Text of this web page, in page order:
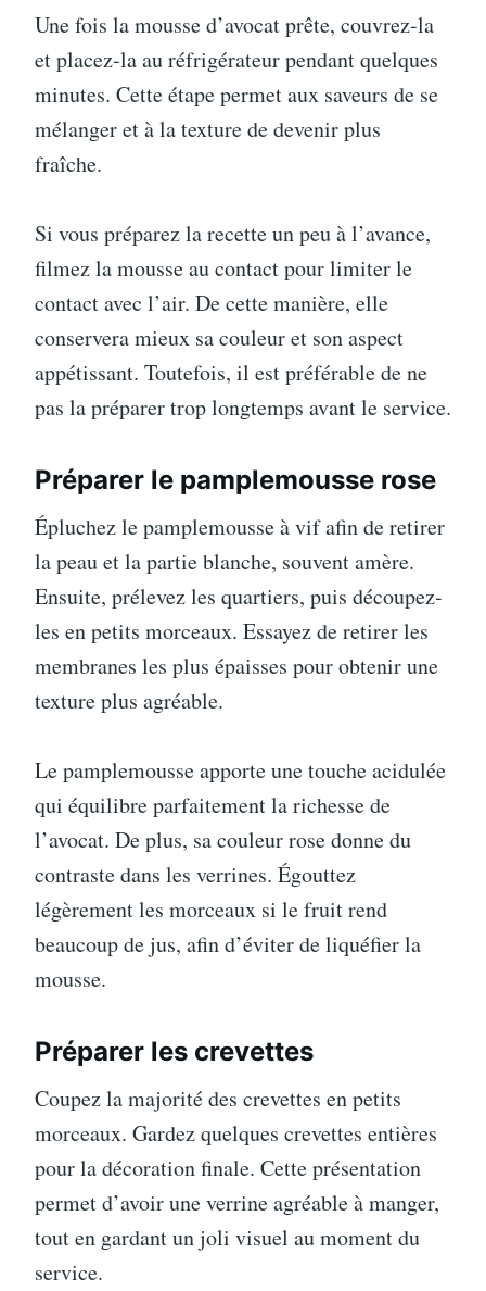
Une fois la mousse d’avocat prête, couvrez-la
et placez-la au réfrigérateur pendant quelques
minutes. Cette étape permet aux saveurs de se
mélanger et à la texture de devenir plus
fraîche.
Si vous préparez la recette un peu à l’avance,
filmez la mousse au contact pour limiter le
contact avec l’air. De cette manière, elle
conservera mieux sa couleur et son aspect
appétissant. Toutefois, il est préférable de ne
pas la préparer trop longtemps avant le service.
Préparer le pamplemousse rose
Épluchez le pamplemousse à vif afin de retirer
la peau et la partie blanche, souvent amère.
Ensuite, prélevez les quartiers, puis découpez-
les en petits morceaux. Essayez de retirer les
membranes les plus épaisses pour obtenir une
texture plus agréable.
Le pamplemousse apporte une touche acidulée
qui équilibre parfaitement la richesse de
l’avocat. De plus, sa couleur rose donne du
contraste dans les verrines. Égouttez
légèrement les morceaux si le fruit rend
beaucoup de jus, afin d’éviter de liquéfier la
mousse.
Préparer les crevettes
Coupez la majorité des crevettes en petits
morceaux. Gardez quelques crevettes entières
pour la décoration finale. Cette présentation
permet d’avoir une verrine agréable à manger,
tout en gardant un joli visuel au moment du
service.